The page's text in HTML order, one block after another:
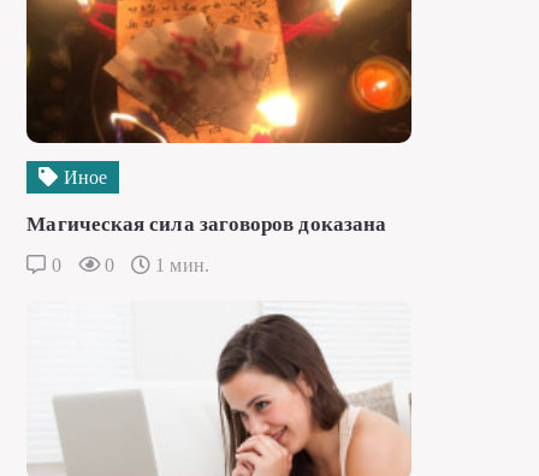
Иное
Магическая сила заговоров доказана
0 0 1 мин.